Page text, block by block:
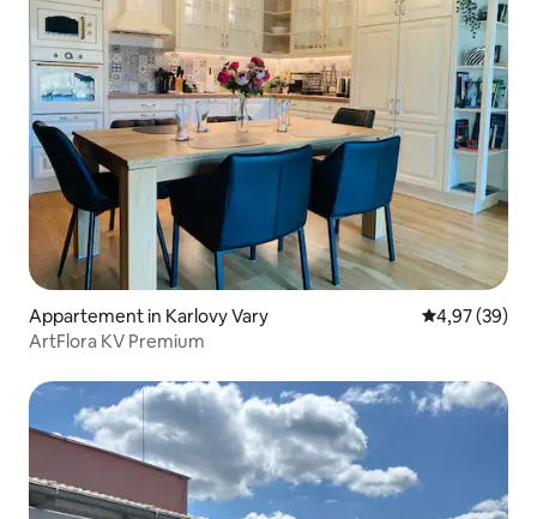
Appartement in Karlovy Vary Gemiddelde
4,97 (39)
ArtFlora KV Premium